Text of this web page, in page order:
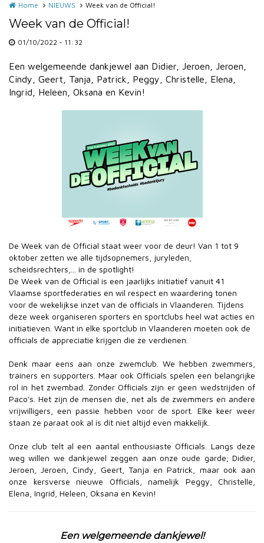
Home NIEUWS Week van de Official!
Week van de Official!
01/10/2022 - 11:32
Een welgemeende dankjewel aan Didier, Jeroen, Jeroen,
Cindy, Geert, Tanja, Patrick, Peggy, Christelle, Elena,
Ingrid, Heleen, Oksana en Kevin!
De Week van de Official staat weer voor de deur! Van 1 tot 9
oktober zetten we alle tijdsopnemers, juryleden,
scheidsrechters,... in de spotlight!
De Week van de Official is een jaarlijks initiatief vanuit 41
Vlaamse sportfederaties en wil respect en waardering tonen
voor de wekelijkse inzet van de officials in Vlaanderen. Tijdens
deze week organiseren sporters en sportclubs heel wat acties en
initiatieven. Want in elke sportclub in Vlaanderen moeten ook de
officials de appreciatie krijgen die ze verdienen.
Denk maar eens aan onze zwemclub. We hebben zwemmers,
trainers en supporters. Maar ook Officials spelen een belangrijke
rol in het zwembad. Zonder Officials zijn er geen wedstrijden of
Paco's. Het zijn de mensen die, net als de zwemmers en andere
vrijwilligers, een passie hebben voor de sport. Elke keer weer
staan ze paraat ook al is dit niet altijd even makkelijk.
Onze club telt al een aantal enthousiaste Officials. Langs deze
weg willen we dankjewel zeggen aan onze oude garde; Didier,
Jeroen, Jeroen, Cindy, Geert, Tanja en Patrick, maar ook aan
onze kersverse nieuwe Officials, namelijk Peggy, Christelle,
Elena, Ingrid, Heleen, Oksana en Kevin!
Een welgemeende dankjewel!